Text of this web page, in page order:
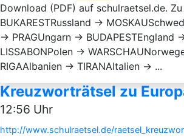
Download (PDF) auf schulraetsel.de.
BUKARESTRussland →
→ PRAGUngarn →
LISSABONPolen →
RIGAAlbanien → TIRANAItalien → ...
Kreuzworträtsel zu
12:56 Uhr
http://www.schulraetsel.de/